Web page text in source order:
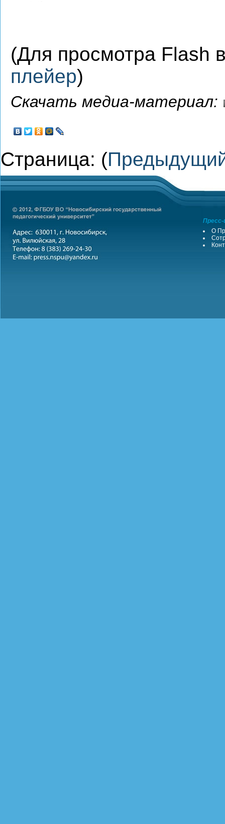
(Для просмотра Flash
плейер)
Скачать медиа-материал:
Страница: (
О